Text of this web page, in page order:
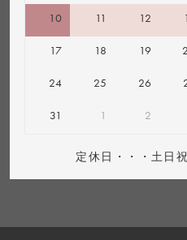
10 11 12
17 18 19
24 25 26
31 1 2
定休日・・・土日